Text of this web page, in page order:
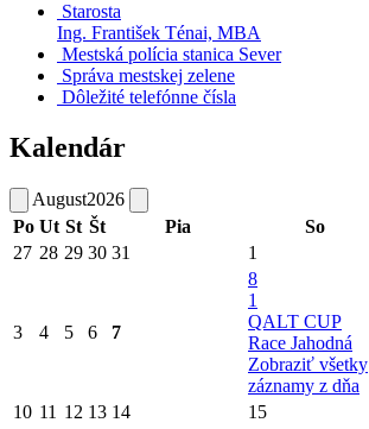
Starosta
Ing. František Ténai, MBA
Mestská polícia stanica Sever
Správa mestskej zelene
Dôležité telefónne čísla
Kalendár
August2026
Po Ut St Št Pia So
27 28 29 30 31 1
3 4 5 6 7
8
1
QALT CUP
Race Jahodná
Zobraziť všetky
záznamy z dňa
10 11 12 13 14 15